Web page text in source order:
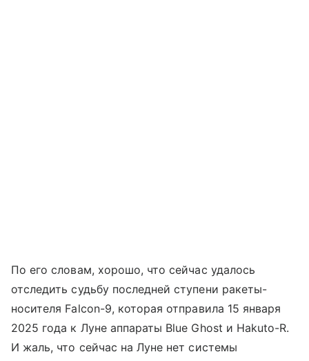
По его словам, хорошо, что сейчас удалось
отследить судьбу последней ступени ракеты-
носителя Falcon-9, которая отправила 15 января
2025 года к Луне аппараты Blue Ghost и Hakuto-R.
И жаль, что сейчас на Луне нет системы